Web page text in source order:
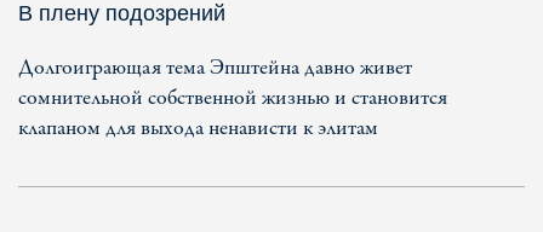
В плену подозрений
Долгоиграющая тема Эпштейна давно живет
сомнительной собственной жизнью и становится
клапаном для выхода ненависти к элитам